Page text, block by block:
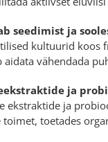
seedimist ja
kultuurid koos
aidata vähendada
ja
ekstraktide ja
toimet, toetades